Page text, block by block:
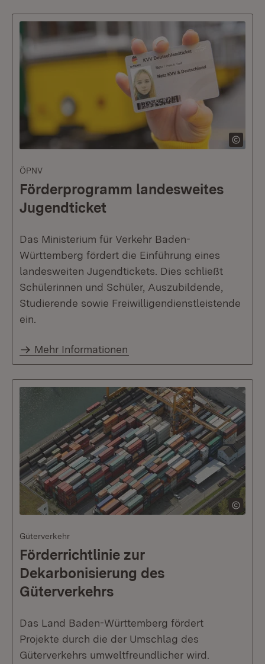
ÖPNV
Förderprogramm landesweites
Jugendticket
Das Ministerium für Verkehr Baden-
Württemberg fördert die Einführung eines
landesweiten Jugendtickets. Dies schließt
Schülerinnen und Schüler, Auszubildende,
Studierende sowie Freiwilligendienstleistende
ein.
Mehr Informationen
Güterverkehr
Förderrichtlinie zur
Dekarbonisierung des
Güterverkehrs
Das Land Baden-Württemberg fördert
Projekte durch die der Umschlag des
Güterverkehrs umweltfreundlicher wird.